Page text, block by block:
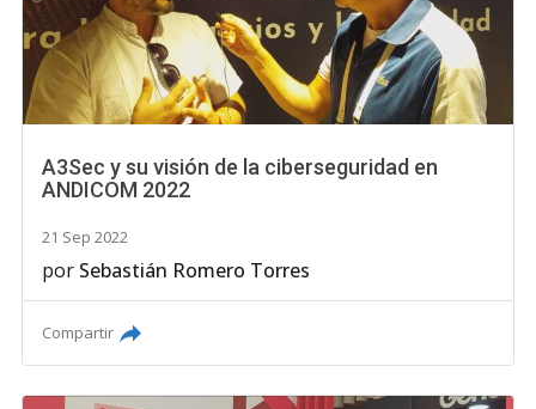
A3Sec y su visión de la ciberseguridad en
ANDICOM 2022
21 Sep 2022
por Sebastián Romero Torres
Compartir